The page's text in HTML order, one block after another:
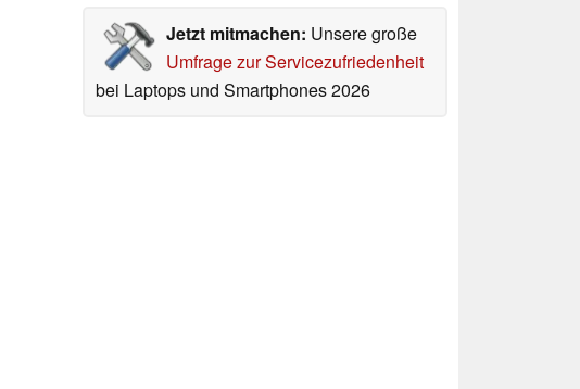
Jetzt mitmachen: Unsere große
Umfrage zur Servicezufriedenheit
bei Laptops und Smartphones 2026